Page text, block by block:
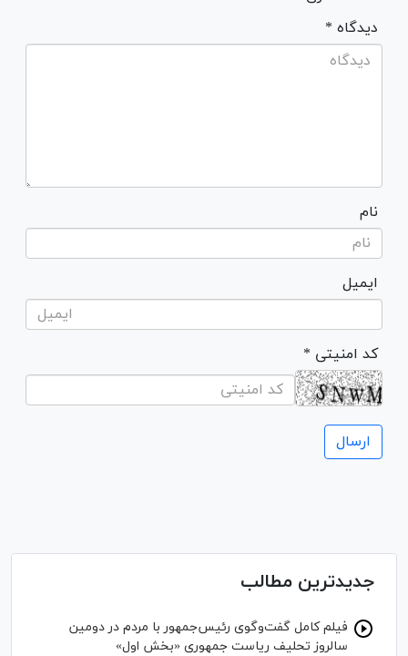
* دیدگاه
نام
ایمیل
* کد امنیتی
جدیدترین مطالب
فیلم کامل گفت‌وگوی رئیس‌جمهور با مردم در دومین
سالروز تحلیف ریاست جمهوری «بخش اول»